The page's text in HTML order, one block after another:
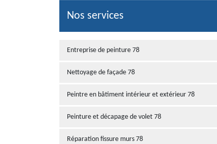
Nos services
Entreprise de peinture 78
Nettoyage de façade 78
Peintre en bâtiment intérieur et extérieur 78
Peinture et décapage de volet 78
Réparation fissure murs 78